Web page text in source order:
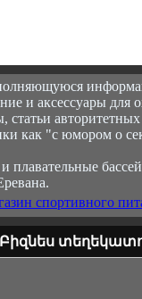
и аксессуары для
как "с юмором о
плавательные
спортивного
Բիզնես